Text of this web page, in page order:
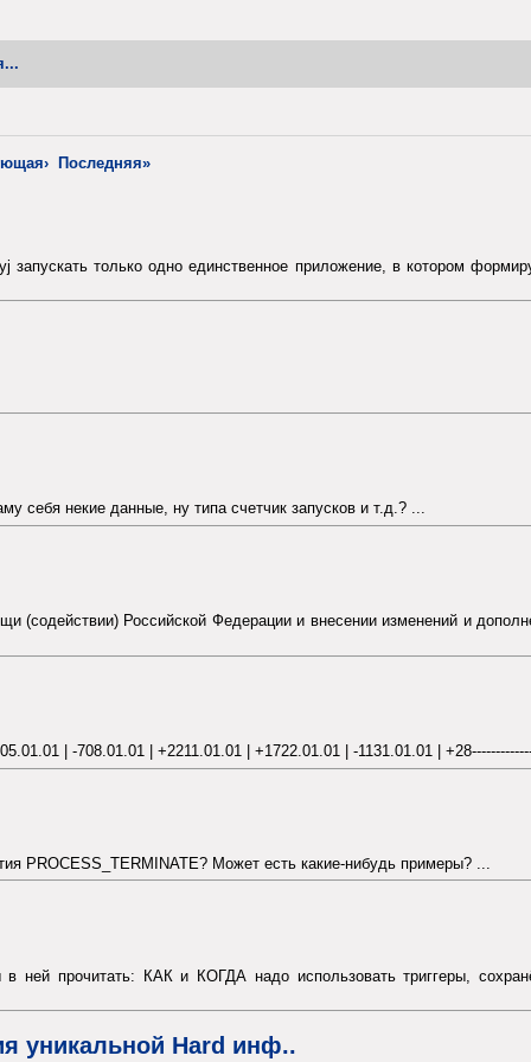
Последняя»
запускать только одно единственное приложение, в котором
себя некие данные, ну типа счетчик запусков и т.д.? ...
(содействии) Российской Федерации и внесении изменений и
| -708.01.01 | +2211.01.01 | +1722.01.01 | -1131.01.01 |
PROCESS_TERMINATE? Может есть какие-нибудь примеры? ...
ней прочитать: КАК и КОГДА надо использовать триггеры,
уникальной Hard инф..